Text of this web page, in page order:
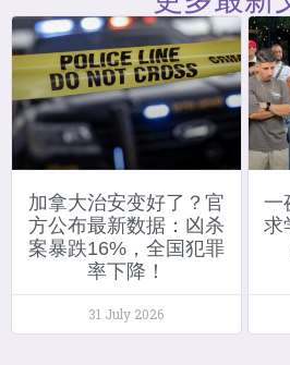
加拿大治安变好了？官
方公布最新数据：凶杀
案暴跌16%，全国犯罪
率下降！
31 July 2026
一
求